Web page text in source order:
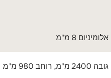
אלומיניום 8 מ"מ
גובה 2400 מ"מ, רוחב 980 מ"מ